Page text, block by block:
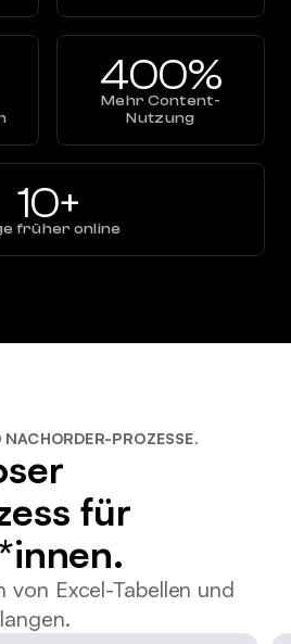
400%
Mehr Content-
Nutzung
10+
früher online
PROZESSE.
für
von Excel-Tabellen und